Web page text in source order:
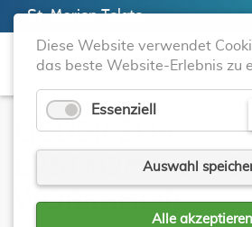
St. Marien Telgte
LIEDER ZUR
WORKSHOP
Diese Website verwendet
das beste Website-Erlebnis zu
Essenziell
Auswahl
Alle akzeptieren